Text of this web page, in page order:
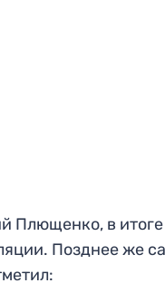
Плющенко, в итоге
Позднее же